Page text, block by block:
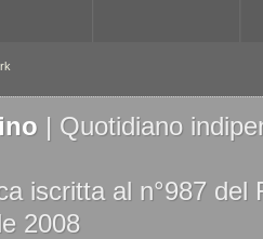
| Quotidiano
iscritta al n°987
2008